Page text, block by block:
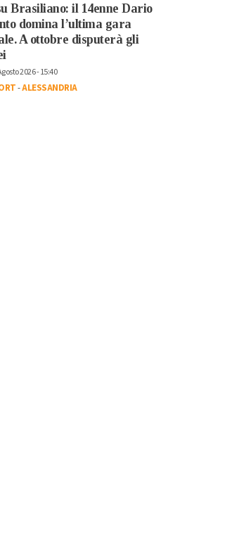
Brasiliano: il 14enne Dario
domina l’ultima gara
A ottobre disputerà gli
2026 - 15:40
-ALESSANDRIA